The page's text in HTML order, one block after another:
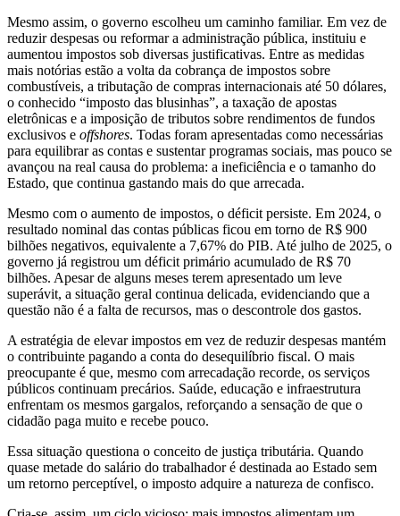
Mesmo assim, o governo escolheu um caminho familiar. Em vez de
reduzir despesas ou reformar a administração pública, instituiu e
aumentou impostos sob diversas justificativas. Entre as medidas
mais notórias estão a volta da cobrança de impostos sobre
combustíveis, a tributação de compras internacionais até 50 dólares,
o conhecido “imposto das blusinhas”, a taxação de apostas
eletrônicas e a imposição de tributos sobre rendimentos de fundos
exclusivos e offshores. Todas foram apresentadas como necessárias
para equilibrar as contas e sustentar programas sociais, mas pouco se
avançou na real causa do problema: a ineficiência e o tamanho do
Estado, que continua gastando mais do que arrecada.
Mesmo com o aumento de impostos, o déficit persiste. Em 2024, o
resultado nominal das contas públicas ficou em torno de R$ 900
bilhões negativos, equivalente a 7,67% do PIB. Até julho de 2025, o
governo já registrou um déficit primário acumulado de R$ 70
bilhões. Apesar de alguns meses terem apresentado um leve
superávit, a situação geral continua delicada, evidenciando que a
questão não é a falta de recursos, mas o descontrole dos gastos.
A estratégia de elevar impostos em vez de reduzir despesas mantém
o contribuinte pagando a conta do desequilíbrio fiscal. O mais
preocupante é que, mesmo com arrecadação recorde, os serviços
públicos continuam precários. Saúde, educação e infraestrutura
enfrentam os mesmos gargalos, reforçando a sensação de que o
cidadão paga muito e recebe pouco.
Essa situação questiona o conceito de justiça tributária. Quando
quase metade do salário do trabalhador é destinada ao Estado sem
um retorno perceptível, o imposto adquire a natureza de confisco.